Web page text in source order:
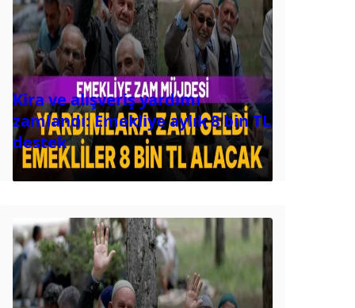
Kira ve alışveriş yardımı
zamlandı: Emekliye aylık 8 bin TL
destek